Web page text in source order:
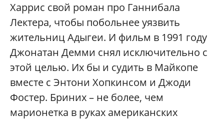
Харрис свой роман про Ганнибала
Лектера, чтобы побольнее уязвить
жительниц Адыгеи. И фильм в 1991 году
Джонатан Демми снял исключительно с
этой целью. Их бы и судить в Майкопе
вместе с Энтони Хопкинсом и Джоди
Фостер. Бриних – не более, чем
марионетка в руках американских